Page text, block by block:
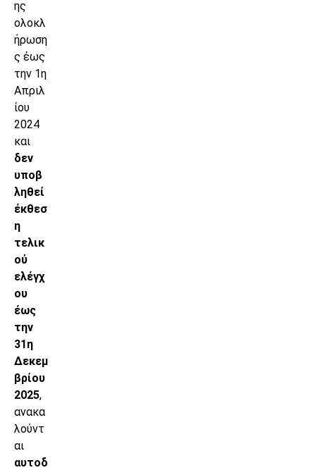
ης
ολοκλ
ήρωση
ς έως
την 1η
Απριλ
ίου
2024
και
δεν
υποβ
ληθεί
έκθεσ
η
τελικ
ού
ελέγχ
ου
έως
την
31η
Δεκεμ
βρίου
2025,
ανακα
λούντ
αι
αυτοδ